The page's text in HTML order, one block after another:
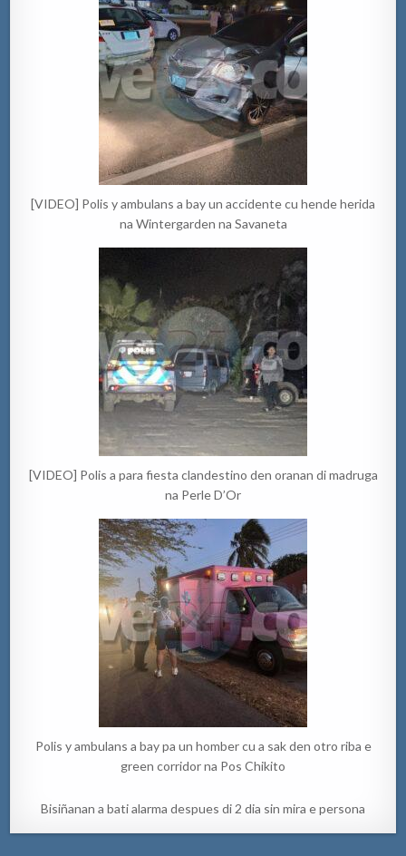
[VIDEO] Polis y ambulans a bay un accidente cu hende herida
na Wintergarden na Savaneta
[VIDEO] Polis a para fiesta clandestino den oranan di madruga
na Perle D’Or
Polis y ambulans a bay pa un homber cu a sak den otro riba e
green corridor na Pos Chikito
Bisiñanan a bati alarma despues di 2 dia sin mira e persona